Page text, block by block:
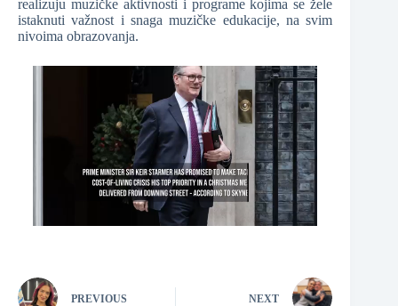
realizuju muzičke aktivnosti i programe kojima se žele
istaknuti važnost i snaga muzičke edukacije, na svim
nivoima obrazovanja.
PREVIOUS NEXT